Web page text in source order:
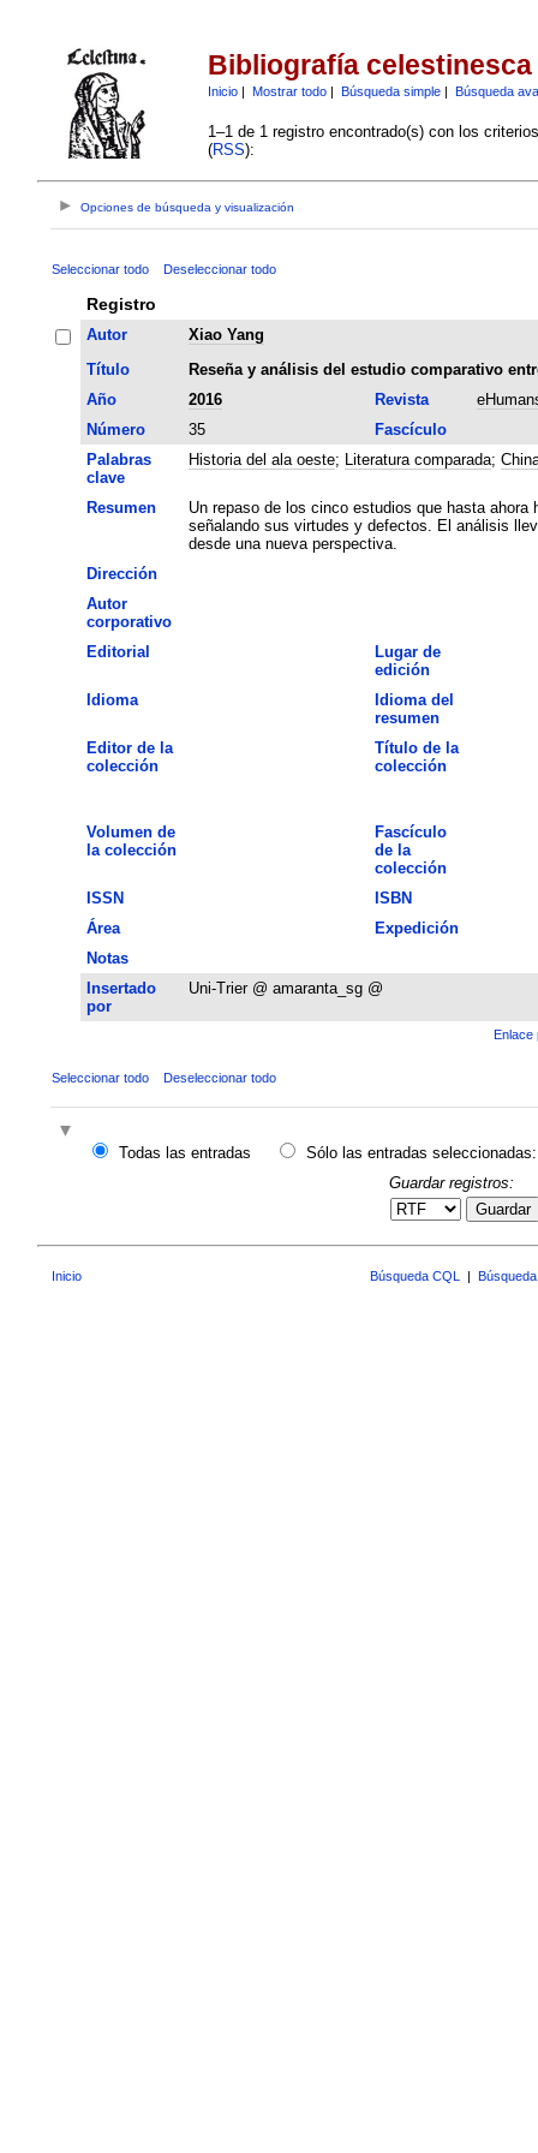
Bibliografía celestinesca
Inicio| Mostrar todo| Búsqueda simple| Búsqueda
1–1 de 1 registro encontrado(s) con los
(RSS):
Opciones de búsqueda y visualización
Seleccionar todo Deseleccionar todo
Registro
Autor
Xiao Yang
Título
Reseña y análisis del estudio comparativo
Año
2016 Revista
Número
35
Fascículo
Palabras
clave
Historia del ala oeste; Literatura comparada;
Resumen
Un repaso de los cinco estudios que hasta ahora
señalando sus virtudes y defectos. El análisis
desde una nueva perspectiva.
Dirección
Autor
corporativo
Editorial
Lugar de
edición
Idioma
Idioma del
resumen
Editor de la
colección
Título de la
colección
Volumen de
la colección
Fascículo
de la
colección
ISSN
ISBN
Área
Expedición
Notas
Insertado
por
Uni-Trier @ amaranta_sg @
Enlace
Seleccionar todo Deseleccionar todo
Todas las entradas
Sólo las entradas seleccionadas:
Guardar registros:
Guardar
Inicio Búsqueda CQL